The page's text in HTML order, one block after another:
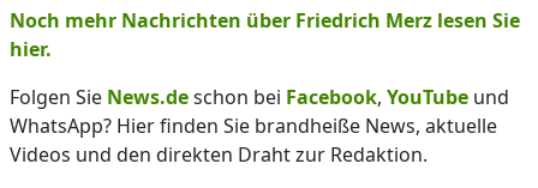
Noch mehr Nachrichten über Friedrich Merz lesen Sie
hier.
Folgen Sie News.deschon bei Facebook, YouTube und
WhatsApp? Hier finden Sie brandheiße News, aktuelle
Videos und den direkten Draht zur Redaktion.